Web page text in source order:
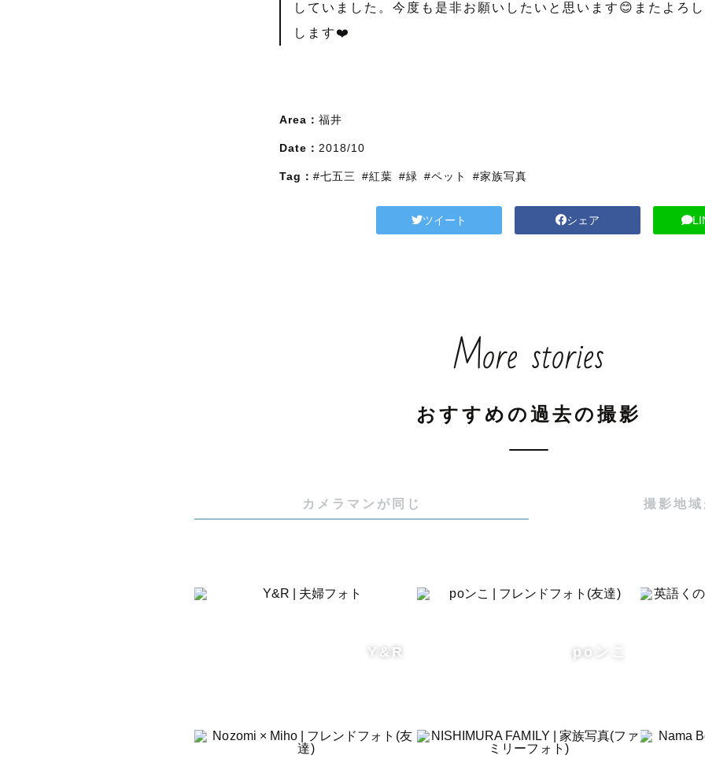
していました。今度も是非お願いしたいと思います😊またよろ
します❤️
Area： 福井
Date： 2018/10
Tag： #七五三 #紅葉 #緑 #ペット #家族写真
ツイート シェア
More stories
おすすめの過去の撮影
カメラマンが同じ 撮影地域
Y&R poンこ